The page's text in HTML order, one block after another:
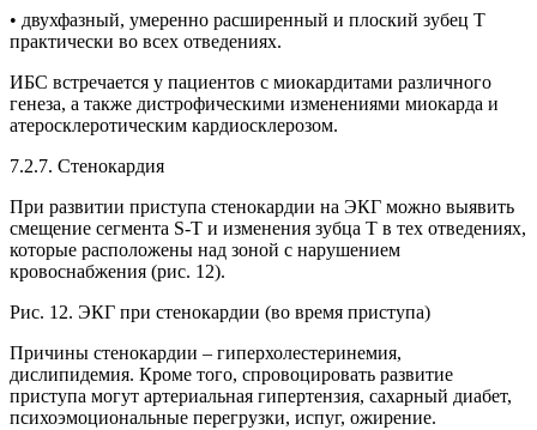
• двухфазный, умеренно расширенный и плоский зубец Т
практически во всех отведениях.
ИБС встречается у пациентов с миокардитами различного
генеза, а также дистрофическими изменениями миокарда и
атеросклеротическим кардиосклерозом.
7.2.7. Стенокардия
При развитии приступа стенокардии на ЭКГ можно выявить
смещение сегмента S-Т и изменения зубца Т в тех отведениях,
которые расположены над зоной с нарушением
кровоснабжения (рис. 12).
Рис. 12. ЭКГ при стенокардии (во время приступа)
Причины стенокардии – гиперхолестеринемия,
дислипидемия. Кроме того, спровоцировать развитие
приступа могут артериальная гипертензия, сахарный диабет,
психоэмоциональные перегрузки, испуг, ожирение.